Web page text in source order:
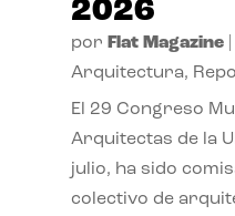
2026
por Flat Magazine|
Arquitectura,
El 29 Congreso
Arquitectas de la
julio, ha sido
colectivo de